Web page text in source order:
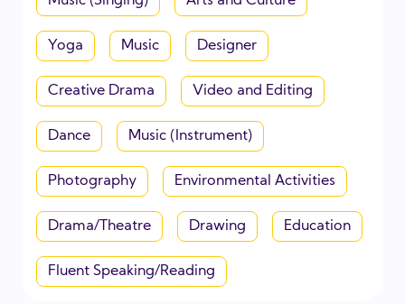
Yoga Music Designer
Creative Drama Video and Editing
Dance Music (Instrument)
Photography Environmental Activities
Drama/Theatre Drawing Education
Fluent Speaking/Reading